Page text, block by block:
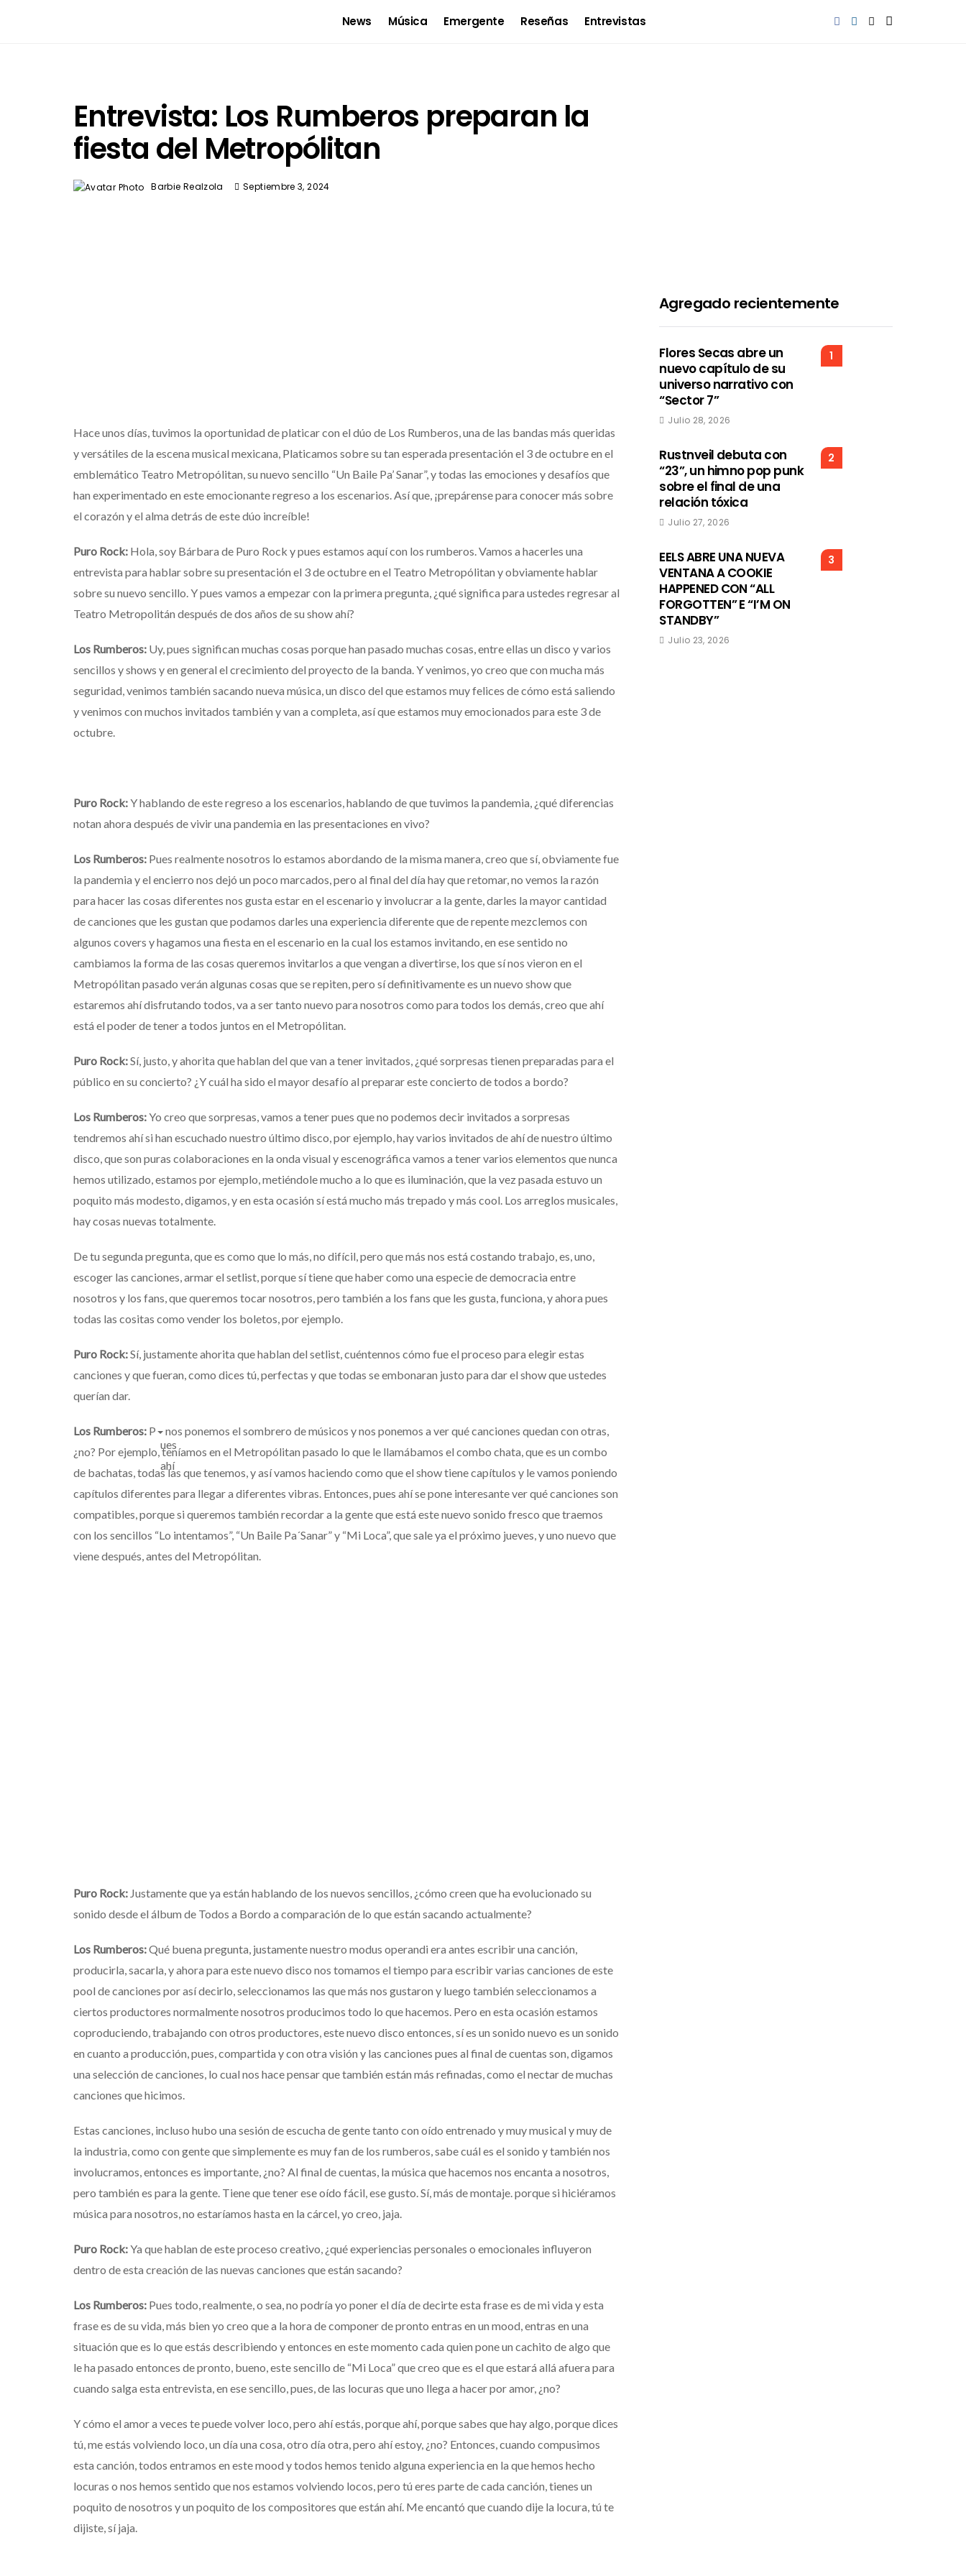
News Música Emergente Reseñas Entrevistas
Entrevista: Los Rumberos preparan la
fiesta del Metropólitan
Barbie Realzola Septiembre 3, 2024
Hace unos días, tuvimos la oportunidad de platicar con el dúo de Los Rumberos, una de las bandas más queridas
y versátiles de la escena musical mexicana, Platicamos sobre su tan esperada presentación el 3 de octubre en el
emblemático Teatro Metropólitan, su nuevo sencillo “Un Baile Pa’ Sanar”, y todas las emociones y desafíos que
han experimentado en este emocionante regreso a los escenarios. Así que, ¡prepárense para conocer más sobre
el corazón y el alma detrás de este dúo increíble!
Puro Rock: Hola, soy Bárbara de Puro Rock y pues estamos aquí con los rumberos. Vamos a hacerles una
entrevista para hablar sobre su presentación el 3 de octubre en el Teatro Metropólitan y obviamente hablar
sobre su nuevo sencillo. Y pues vamos a empezar con la primera pregunta, ¿quésignifica para ustedes regresaral
Teatro Metropolitán después de dos años desu showahí?
Los Rumberos: Uy,pues significan muchas cosas porquehan pasado muchas cosas, entreellas un disco yvarios
sencillos yshows yen general el crecimiento del proyecto de la banda.Yvenimos,yo creo que con mucha más
seguridad,venimos también sacando nueva música, un disco del queestamos muyfelices decómo está saliendo
yvenimos con muchos invitados también y van a completa,asíqueestamos muyemocionados para este 3 de
octubre.
Puro Rock:Yhablando deesteregreso a los escenarios,hablando de quetuvimos la pandemia, ¿quédiferencias
notan ahora después deviviruna pandemia en las presentaciones en vivo?
Los Rumberos: Pues realmente nosotros lo estamos abordando de la misma manera, creo que sí, obviamente fue
la pandemia y el encierro nos dejó un poco marcados, pero al final del día hay que retomar, no vemos la razón
para hacer las cosas diferentes nos gusta estar en el escenario y involucrar a la gente, darles la mayor cantidad
de canciones que les gustan que podamos darles una experiencia diferente que de repente mezclemos con
algunos covers y hagamos una fiesta en el escenario en la cual los estamos invitando, en ese sentido no
cambiamos la forma de las cosas queremos invitarlos a que vengan a divertirse, los que sí nos vieron en el
Metropólitan pasado verán algunas cosas que se repiten, pero sí definitivamente es un nuevo show que
estaremos ahí disfrutando todos, va a ser tanto nuevo para nosotros como para todos los demás, creo que ahí
está el poder de tener a todos juntos en el Metropólitan.
Puro Rock:Sí, justo, yahorita quehablan del quevan a tener invitados, ¿quésorpresas tienen preparadas para el
público en su concierto? ¿Ycuál ha sido el mayordesafío al prepararesteconcierto detodos a bordo?
Los Rumberos:Yo creo que sorpresas, vamos a tener pues que no podemos decir invitados a sorpresas
tendremos ahí si han escuchado nuestro último disco, por ejemplo, hay varios invitados de ahí de nuestro último
disco, que son puras colaboraciones en la onda visual y escenográfica vamos a tener varios elementos que nunca
hemos utilizado, estamos por ejemplo, metiéndole mucho a lo que es iluminación, que la vez pasada estuvo un
poquito más modesto, digamos, y en esta ocasión sí está mucho más trepado y más cool. Los arreglos musicales,
hay cosas nuevas totalmente.
De tu segunda pregunta, que es como que lo más, no difícil, pero que más nos está costando trabajo, es, uno,
escoger las canciones, armar el setlist, porque sí tiene que haber como una especie de democracia entre
nosotros y los fans, que queremos tocar nosotros, pero también a los fans que les gusta, funciona, y ahora pues
todas las cositas como vender los boletos, por ejemplo.
Puro Rock:Sí, justamente ahorita que hablan del setlist, cuéntennos cómo fue el proceso para elegir estas
canciones y que fueran, como dices tú, perfectas y que todas se embonaran justo para dar el showque ustedes
querían dar.
Los Rumberos: P
ues
ahí
nos ponemos el sombrero de músicos y nos ponemos a ver qué canciones quedan con otras,
¿no? Por ejemplo, teníamos en el Metropólitan pasado lo que le llamábamos el combo chata,que es un combo
de bachatas, todas las que tenemos,y así vamos haciendo como que el show tiene capítulos y le vamos poniendo
capítulos diferentes para llegar a diferentes vibras. Entonces, pues ahí se pone interesante ver qué canciones son
compatibles, porque si queremos también recordar a la gente que está este nuevo sonido fresco que traemos
con los sencillos “Lo intentamos”, “Un Baile Pa´Sanar” y “Mi Loca”, que sale ya el próximo jueves,y uno nuevo que
viene después, antes del Metropólitan.
Puro Rock: Justamente que ya están hablando de los nuevos sencillos, ¿cómo creen que ha evolucionado su
sonido desde el álbum de Todos a Bordo a comparación de lo que están sacando actualmente?
Los Rumberos:Qué buena pregunta, justamente nuestro modus operandi era antes escribir una canción,
producirla, sacarla, y ahora para este nuevo disco nos tomamos el tiempo para escribir varias canciones de este
pool de canciones por así decirlo,seleccionamos las que más nos gustaron y luego también seleccionamos a
ciertos productores normalmente nosotros producimos todo lo que hacemos. Pero en esta ocasión estamos
coproduciendo, trabajando con otros productores, este nuevo disco entonces, sí es un sonido nuevo es un sonido
en cuanto a producción, pues, compartida y con otra visión y las canciones pues al final de cuentas son, digamos
una selección de canciones, lo cual nos hace pensar que también están más refinadas, como el nectar de muchas
canciones que hicimos.
Estas canciones, incluso hubo una sesión de escucha de gente tanto con oído entrenado y muy musical y muy de
la industria, como con gente que simplemente es muy fan de los rumberos, sabe cuál es el sonido y también nos
involucramos,entonces es importante, ¿no? Al final de cuentas, la música que hacemos nos encanta a nosotros,
pero también es para la gente. Tiene que tener ese oído fácil, ese gusto.Sí, más de montaje. porque si hiciéramos
música para nosotros,no estaríamos hasta en la cárcel, yo creo, jaja.
Puro Rock:Ya que hablan de este proceso creativo, ¿qué experiencias personales o emocionales influyeron
dentro de esta creación de las nuevas canciones que están sacando?
Los Rumberos: Pues todo, realmente, o sea, no podría yo poner el día de decirte esta frase es de mi vida y esta
frase es de su vida, más bien yo creo que a la hora de componerde pronto entras en un mood, entras en una
situación que es lo que estás describiendo y entonces en este momento cada quien pone un cachito de algo que
le ha pasado entonces de pronto, bueno, este sencillo de “Mi Loca”que creo que es el que estará allá afuera para
cuando salga esta entrevista,en ese sencillo, pues, de las locuras que uno llega a hacer por amor, ¿no?
Y cómo el amor a veces te puede volver loco, pero ahí estás, porque ahí,porque sabes que hay algo, porque dices
tú, me estás volviendo loco,un día una cosa, otro día otra, pero ahí estoy, ¿no? Entonces, cuando compusimos
esta canción, todos entramos en este mood y todos hemos tenido alguna experiencia en la que hemos hecho
locuras o nos hemos sentido que nos estamos volviendo locos, pero tú eres parte de cada canción, tienes un
poquito de nosotros y un poquito de los compositores que están ahí. Me encantó que cuando dije la locura, tú te
dijiste, sí jaja.
Agregado recientemente
1
Flores Secas abre un
nuevo capítulo de su
universo narrativo con
“Sector 7”
Julio 28, 2026
2
Rustnveil debuta con
“23”, un himno pop punk
sobre el final de una
relación tóxica
Julio 27, 2026
3
EELS ABRE UNA NUEVA
VENTANA A COOKIE
HAPPENED CON “ALL
FORGOTTEN” E “I’M ON
STANDBY”
Julio 23, 2026